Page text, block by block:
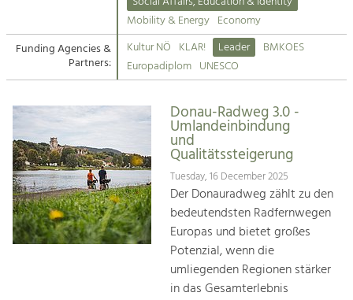
Suche
Impressum
Kontakt
Tourism
Offer Development and Positioning
Art & Culture
Crafts, Science and Research.
Social Affairs, Education
& Identity
Equality, Youth and Integration.
Climate Change, Public Transport and
Mobility & Energy Economy
Funding Agencies &
Partners:
Kultur NÖ KLAR! Leader
BMKOES
Europadiplom UNESCO
Donau-Radweg 3.0 -
Umlandeinbindung
und
Qualitätssteigerung
Tuesday, 16 December 2025
Der Donauradweg zählt zu den
bedeutendsten Radfernwegen
Europas und bietet großes
Potenzial, wenn die
umliegenden Regionen stärker
in das Gesamterlebnis